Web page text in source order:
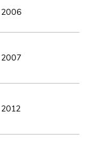
2006
2007
2012